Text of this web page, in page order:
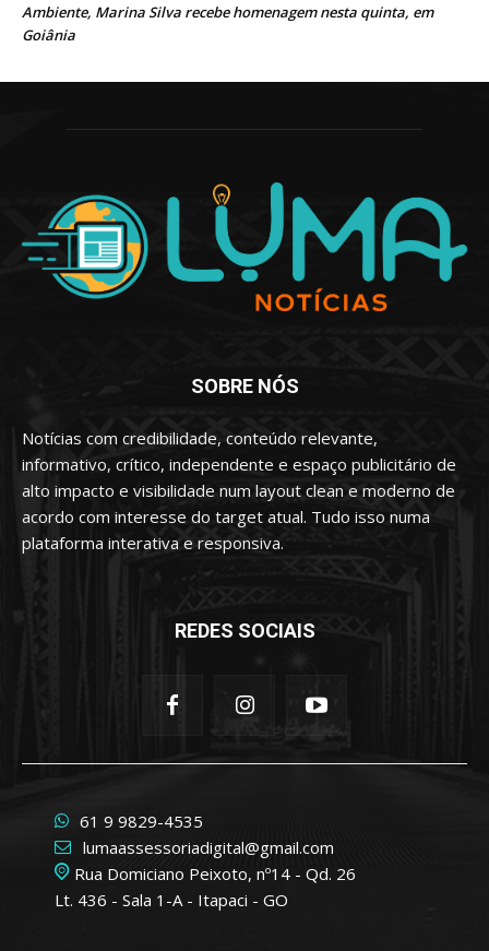
Ambiente, Marina Silva recebe homenagem nesta quinta, em
Goiânia
SOBRE NÓS
Notícias com credibilidade, conteúdo relevante,
informativo, crítico, independente e espaço publicitário de
alto impacto e visibilidade num layout clean e moderno de
acordo com interesse do target atual. Tudo isso numa
plataforma interativa e responsiva.
REDES SOCIAIS
61 9 9829-4535
lumaassessoriadigital@gmail.com
Rua Domiciano Peixoto, nº14 - Qd. 26
Lt. 436 - Sala 1-A - Itapaci - GO